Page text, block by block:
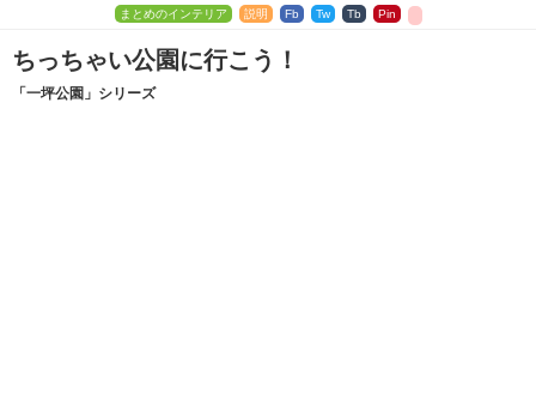
まとめのインテリア 説明 Fb Tw Tb Pin
ちっちゃい公園に行こう！
「一坪公園」シリーズ